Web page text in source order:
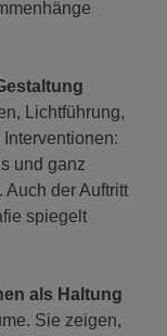
Lichtführung,
und ganz
Auch der Auftritt
spiegelt
als Haltung
Sie zeigen,